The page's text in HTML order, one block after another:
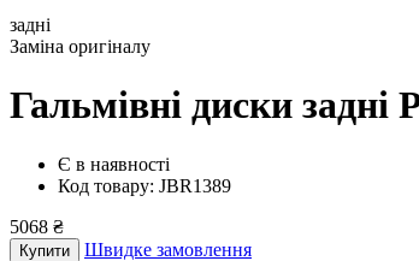
задні
Заміна оригіналу
Гальмівні диски задні
Є в наявності
Код товару: JBR1389
5068 ₴
Купити
Швидке замовлення